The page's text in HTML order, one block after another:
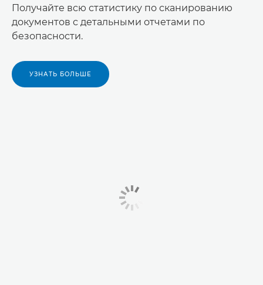
Получайте всю статистику по сканированию
документов с детальными отчетами по
безопасности.
УЗНАТЬ БОЛЬШЕ